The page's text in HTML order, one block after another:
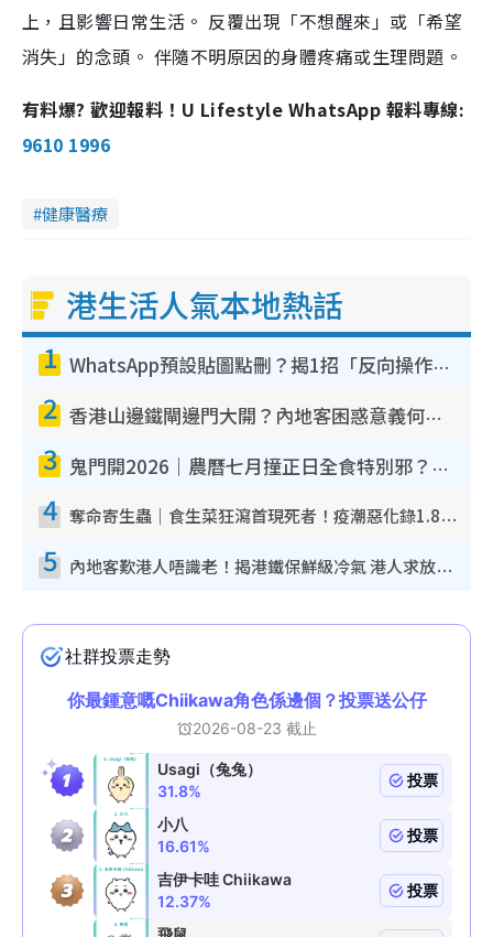
上，且影響日常生活。 反覆出現「不想醒來」或「希望
消失」的念頭。 伴隨不明原因的身體疼痛或生理問題。
有料爆? 歡迎報料！U Lifestyle WhatsApp 報料專線:
9610 1996
健康醫療
港生活人氣本地熱話
1 WhatsApp預設貼圖點刪？揭1招「反向操作」還原簡潔介面 附3步實測教學
2 香港山邊鐵閘邊門大開？內地客困惑意義何在！網民神回覆：呢種叫法理性防禦
3 鬼門開2026｜農曆七月撞正日全食特別邪？專家警告切忌做一事！揭4大禁忌+2招保平安
4 奪命寄生蟲｜食生菜狂瀉首現死者！疫潮惡化錄1.8萬宗病例 揭洗菜3大謬誤
5 內地客歎港人唔識老！揭港鐵保鮮級冷氣 港人求放過：咪投訴